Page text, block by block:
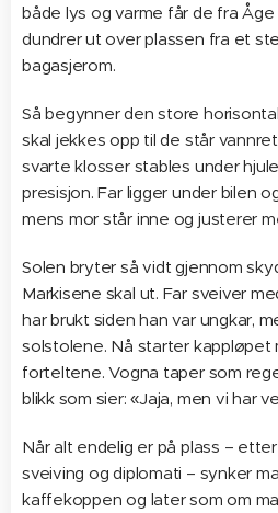
både lys og varme får de fra
dundrer ut over plassen fra et
bagasjerom.
Så begynner den store
skal jekkes opp til de står
svarte klosser stables under
presisjon. Far ligger under bilen
mens mor står inne og justerer
Solen bryter så vidt gjennom
Markisene skal ut. Far sveiver
har brukt siden han var ungkar,
solstolene. Nå starter kappløpet
forteltene. Vogna taper som
blikk som sier: «Jaja, men vi har
Når alt endelig er på plass –
sveiving og diplomati – synker
kaffekoppen og later som om